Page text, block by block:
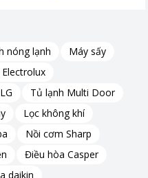
nóng lạnh
Máy sấy
Tủ lạnh Multi Door
Lọc không khí
Nồi cơm Sharp
Điều hòa Casper
daikin